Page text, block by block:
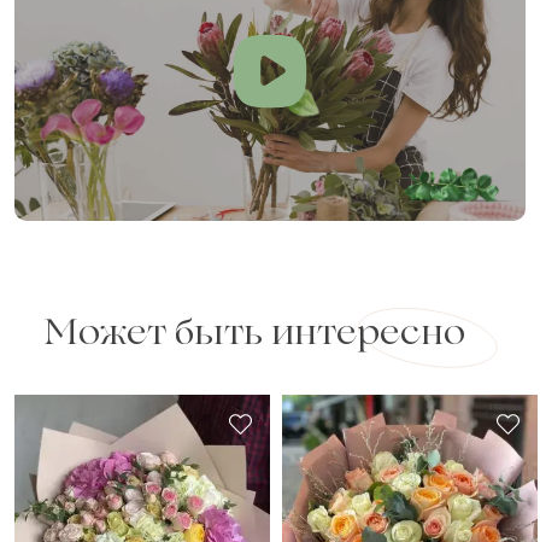
Может быть интересно